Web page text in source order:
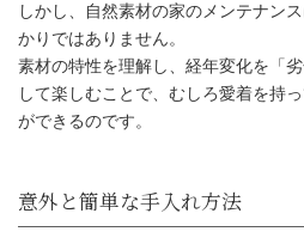
しかし、自然素材の家のメンテナン
かりではありません。
素材の特性を理解し、経年変化を「
して楽しむことで、むしろ愛着を持
ができるのです。